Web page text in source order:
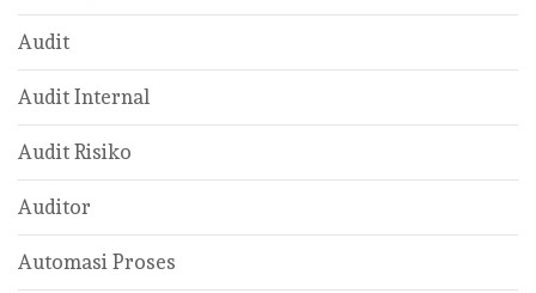
Audit
Audit Internal
Audit Risiko
Auditor
Automasi Proses